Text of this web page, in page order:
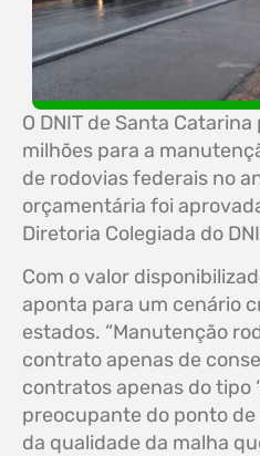
O DNIT de Santa
milhões para a
de rodovias federais no
orçamentária foi
Diretoria Colegiada do
Com o valor
aponta para um cenário
estados. “Manutenção
contrato apenas de
contratos apenas do tipo
preocupante do ponto
da qualidade da malha